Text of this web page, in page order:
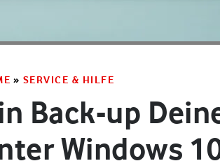
» SERVICE & HILFE
Back-up
Windows